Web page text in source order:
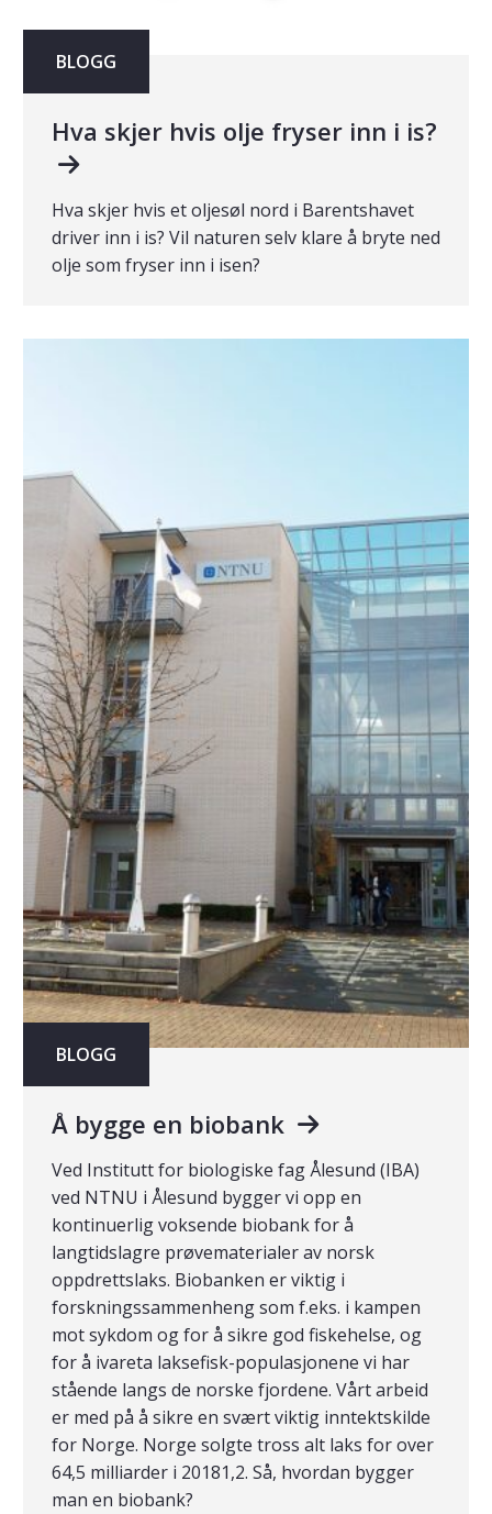
BLOGG
Hva skjer hvis olje fryser inn i is?
Hva skjer hvis et oljesøl nord i Barentshavet
driver inn i is? Vil naturen selv klare å bryte ned
olje som fryser inn i isen?
BLOGG
Å bygge en biobank
Ved Institutt for biologiske fag Ålesund (IBA)
ved NTNU i Ålesund bygger vi opp en
kontinuerlig voksende biobank for å
langtidslagre prøvematerialer av norsk
oppdrettslaks. Biobanken er viktig i
forskningssammenheng som f.eks. i kampen
mot sykdom og for å sikre god fiskehelse, og
for å ivareta laksefisk-populasjonene vi har
stående langs de norske fjordene. Vårt arbeid
er med på å sikre en svært viktig inntektskilde
for Norge. Norge solgte tross alt laks for over
64,5 milliarder i 20181,2. Så, hvordan bygger
man en biobank?